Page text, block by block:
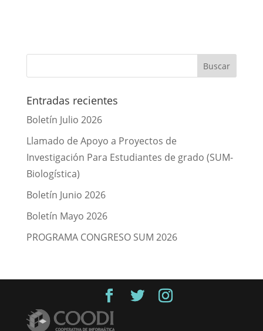
Entradas recientes
Boletín Julio 2026
Llamado de Apoyo a Proyectos de
Investigación Para Estudiantes de grado (SUM-
Biologística)
Boletín Junio 2026
Boletín Mayo 2026
PROGRAMA CONGRESO SUM 2026